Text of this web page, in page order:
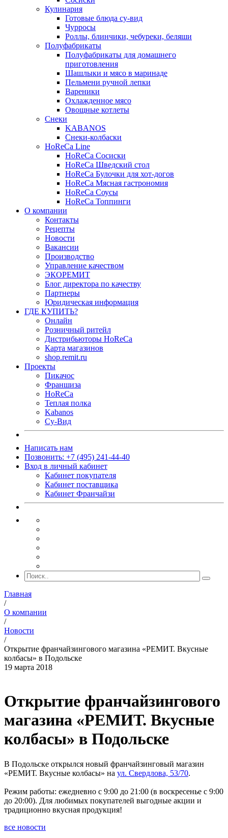
Кулинария
Готовые блюда су-вид
Чурросы
Роллы, блинчики, чебуреки, беляши
Полуфабрикаты
Полуфабрикаты для домашнего
приготовления
Шашлыки и мясо в маринаде
Пельмени ручной лепки
Вареники
Охлажденное мясо
Овощные котлеты
Снеки
KABANOS
Снеки-колбаски
HoReCa Line
HoReCa Сосиски
HoReCa Шведский стол
HoReCa Булочки для хот-догов
HoReCa Мясная гастрономия
HoReCa Соусы
HoReCa Топпинги
О компании
Контакты
Рецепты
Новости
Вакансии
Производство
Управление качеством
ЭКОРЕМИТ
Блог директора по качеству
Партнеры
Юридическая информация
ГДЕ КУПИТЬ?
Онлайн
Розничный ритейл
Дистрибьюторы HoReCa
Карта магазинов
shop.remit.ru
Проекты
Пикачос
Франшиза
HoReCa
Теплая полка
Kabanos
Су-Вид
Написать нам
Позвонить: +7 (495) 241-44-40
Вход в личный кабинет
Кабинет покупателя
Кабинет поставщика
Кабинет Франчайзи
Главная
/
О компании
/
Новости
/
Открытие франчайзингового магазина «РЕМИТ. Вкусные
колбасы» в Подольске
19 марта 2018
Открытие франчайзингового
магазина «РЕМИТ. Вкусные
колбасы» в Подольске
В Подольске открылся новый франчайзинговый магазин
«РЕМИТ. Вкусные колбасы» на ул. Свердлова, 53/70.
Режим работы: ежедневно с 9:00 до 21:00 (в воскресенье с 9:00
до 20:00). Для любимых покупателей выгодные акции и
традиционно вкусная продукция!
все новости